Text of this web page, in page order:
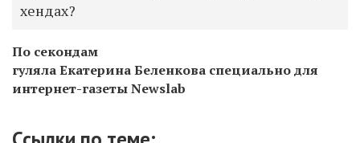
хендах?
По секондам
гуляла Екатерина Беленкова специально для
интернет-газеты Newslab